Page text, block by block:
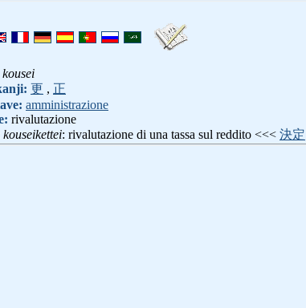
kousei
更 , 正
amministrazione
rivalutazione
kouseikettei: rivalutazione di una tassa sul reddito <<< 決定